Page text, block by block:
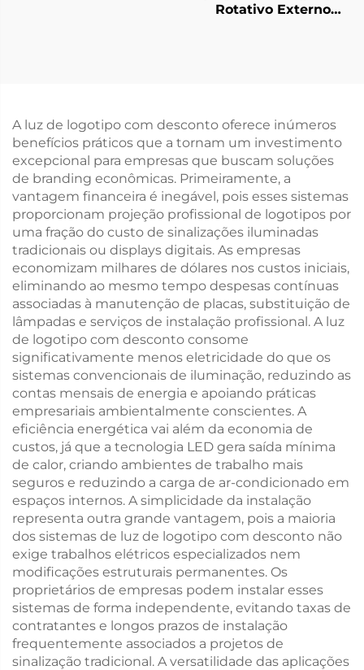
Rotativo Externo
A luz de logotipo com desconto oferece inúmeros
benefícios práticos que a tornam um investimento
excepcional para empresas que buscam soluções
de branding econômicas. Primeiramente, a
vantagem financeira é inegável, pois esses sistemas
proporcionam projeção profissional de logotipos por
uma fração do custo de sinalizações iluminadas
tradicionais ou displays digitais. As empresas
economizam milhares de dólares nos custos iniciais,
eliminando ao mesmo tempo despesas contínuas
associadas à manutenção de placas, substituição de
lâmpadas e serviços de instalação profissional. A luz
de logotipo com desconto consome
significativamente menos eletricidade do que os
sistemas convencionais de iluminação, reduzindo as
contas mensais de energia e apoiando práticas
empresariais ambientalmente conscientes. A
eficiência energética vai além da economia de
custos, já que a tecnologia LED gera saída mínima
de calor, criando ambientes de trabalho mais
seguros e reduzindo a carga de ar-condicionado em
espaços internos. A simplicidade da instalação
representa outra grande vantagem, pois a maioria
dos sistemas de luz de logotipo com desconto não
exige trabalhos elétricos especializados nem
modificações estruturais permanentes. Os
proprietários de empresas podem instalar esses
sistemas de forma independente, evitando taxas de
contratantes e longos prazos de instalação
frequentemente associados a projetos de
sinalização tradicional. A versatilidade das aplicações